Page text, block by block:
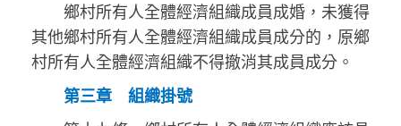
鄉村所有人全體經濟組織成員成婚，未獲得
其他鄉村所有人全體經濟組織成員成分的，原鄉
村所有人全體經濟組織不得撤消其成員成分。
第三章 組織掛號